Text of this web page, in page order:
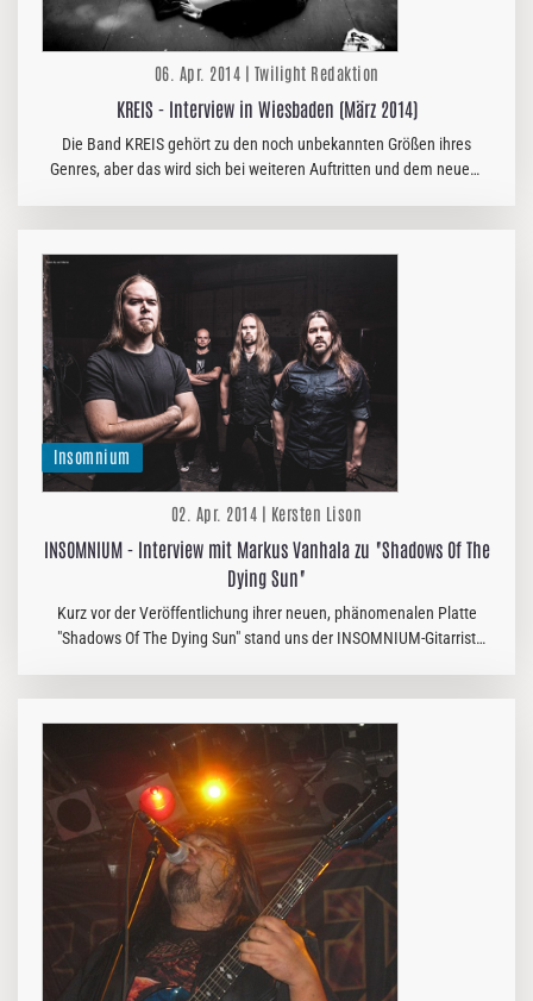
06. Apr. 2014 | Twilight Redaktion
KREIS - Interview in Wiesbaden (März 2014)
Die Band KREIS gehört zu den noch unbekannten Größen ihres
Genres, aber das wird sich bei weiteren Auftritten und dem neuem
Insomnium
02. Apr. 2014 | Kersten Lison
INSOMNIUM - Interview mit Markus Vanhala zu "Shadows Of The
Dying Sun"
Kurz vor der Veröffentlichung ihrer neuen, phänomenalen Platte
"Shadows Of The Dying Sun" stand uns der INSOMNIUM-Gitarrist